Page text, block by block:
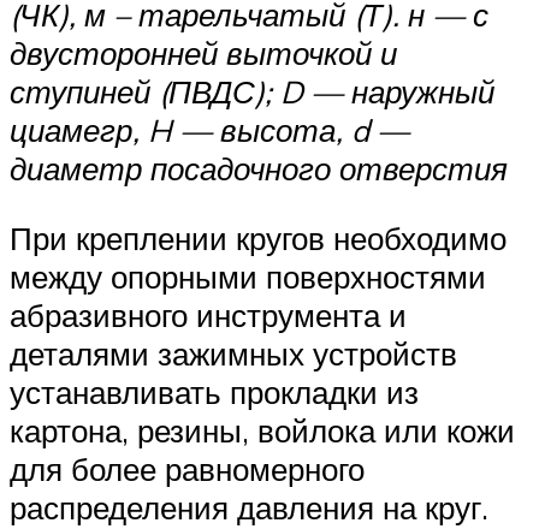
(ЧК), м – тарельчатый (Т). н — с
двусторонней выточкой и
ступиней (ПВДС); D — наружный
циамегр, H — высота, d —
диаметр посадочного отверстия
При креплении кругов необходимо
между опорными поверхностями
абразивного инструмента и
деталями зажимных устройств
устанавливать прокладки из
картона, резины, войлока или кожи
для более равномерного
распределения давления на круг.